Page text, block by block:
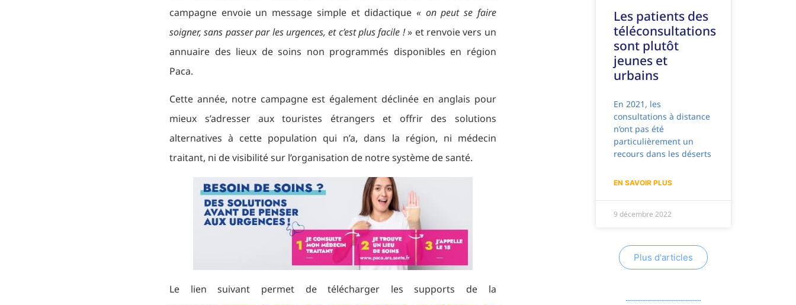
campagne envoie un message simple et didactique « on peut se faire
soigner, sans passer par les urgences, et c’est plus facile !» et renvoie vers un
annuaire des lieux de soins non programmés disponibles en région
Paca.
Cette année, notre campagne est également déclinée en anglais pour
mieux s’adresser aux touristes étrangers et offrir des solutions
alternatives à cette population qui n’a, dans la région, ni médecin
traitant, ni de visibilité sur l’organisation de notre système de santé.
Le lien suivant permet de télécharger les supports de la
Les patients des
téléconsultations
sont plutôt
jeunes et
urbains
En 2021, les
consultations à distance
n’ont pas été
particulièrement un
recours dans les déserts
EN SAVOIR PLUS
9 décembre 2022
Plus d'articles